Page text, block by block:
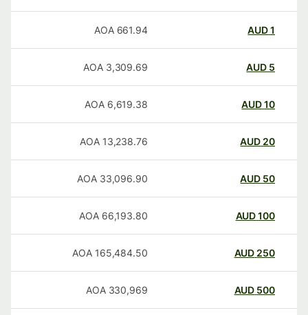
AUD
661.94
AOA
AUD
3,309.69
AOA
AUD
6,619.38
AOA
20
AUD
13,238.76
AOA
50
AUD
33,096.90
AOA
100
AUD
66,193.80
AOA
250
AUD
165,484.50
AOA
500
AUD
330,969
AOA